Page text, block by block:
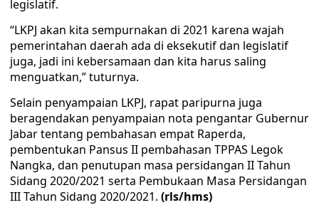
legislatif.
“LKPJ akan kita sempurnakan di 2021 karena wajah
pemerintahan daerah ada di eksekutif dan legislatif
juga, jadi ini kebersamaan dan kita harus saling
menguatkan,” tuturnya.
Selain penyampaian LKPJ, rapat paripurna juga
beragendakan penyampaian nota pengantar Gubernur
Jabar tentang pembahasan empat Raperda,
pembentukan Pansus II pembahasan TPPAS Legok
Nangka, dan penutupan masa persidangan II Tahun
Sidang 2020/2021 serta Pembukaan Masa Persidangan
III Tahun Sidang 2020/2021. (rls/hms)